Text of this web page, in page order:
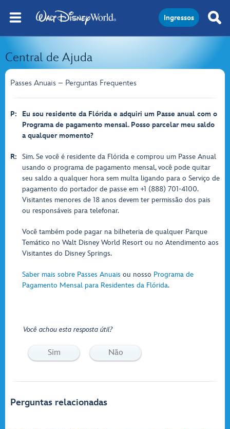
Ingressos
Central de Ajuda
Passes Anuais – Perguntas Frequentes
P:
Eu sou residente da Flórida e adquiri um Passe anual com o
Programa de pagamento mensal. Posso parcelar meu saldo
a qualquer momento?
R:
Sim. Se você é residente da Flórida e comprou um Passe Anual
usando o programa de pagamento mensal, você pode quitar
seu saldo a qualquer hora sem multa ligando para o Serviço de
pagamento do portador de passe em +1 (888) 701-4100.
Visitantes menores de 18 anos devem ter permissão dos pais
ou responsáveis para telefonar.
Você também pode pagar na bilheteria de qualquer Parque
Temático no Walt Disney World Resort ou no Atendimento aos
Visitantes do Disney Springs.
Saber mais sobre Passes Anuais ou nosso Programa de
Pagamento Mensal para Residentes da Flórida.
Você achou esta resposta útil?
Sim Não
Perguntas relacionadas